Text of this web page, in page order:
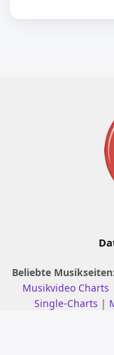
Beliebte Musikseiten:
Musikvideo Charts
Single-Charts |